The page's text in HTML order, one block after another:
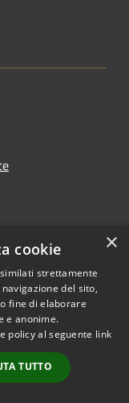
© 2026 • Comune di
• Powered by
•
Accesso
redazione
×
cookie
strettamente
del sito,
fine di elaborare
e anonime.
policy al seguente link
TUTTO